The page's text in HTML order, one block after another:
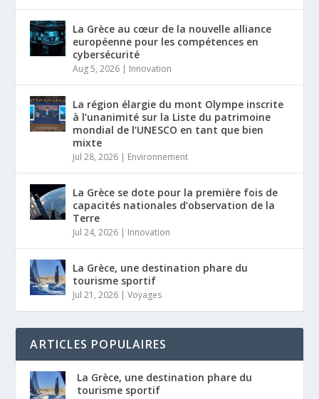
La Grèce au cœur de la nouvelle alliance
européenne pour les compétences en
cybersécurité
Aug 5, 2026 | Innovation
La région élargie du mont Olympe inscrite
à l’unanimité sur la Liste du patrimoine
mondial de l’UNESCO en tant que bien
mixte
Jul 28, 2026 | Environnement
La Grèce se dote pour la première fois de
capacités nationales d’observation de la
Terre
Jul 24, 2026 | Innovation
La Grèce, une destination phare du
tourisme sportif
Jul 21, 2026 |Voyages
ARTICLES POPULAIRES
La Grèce, une destination phare du
tourisme sportif